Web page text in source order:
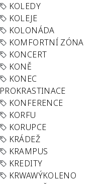
KOLEDY
KOLEJE
KOLONÁDA
KOMFORTNÍ ZÓNA
KONCERT
KONĚ
KONEC
PROKRASTINACE
KONFERENCE
KORFU
KORUPCE
KRÁDEŽ
KRAMPUS
KREDITY
KRWAWÝKOLENO